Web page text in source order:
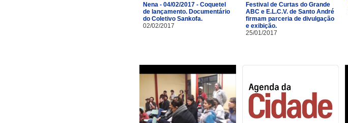
Nena - 04/02/2017 - Coquetel
de lançamento. Documentário
do Coletivo Sankofa.
02/02/2017
Festival de Curtas do Grande
ABC e E.L.C.V. de Santo André
firmam parceria de divulgação
e exibição.
25/01/2017